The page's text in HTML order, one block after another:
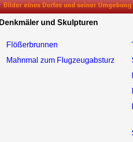
Denkmäler und Skulpturen
Flößerbrunnen
Mahnmal zum Flugzeugabsturz